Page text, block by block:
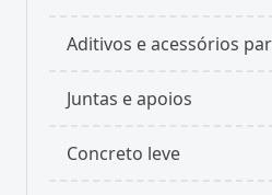
Aditivos e acessórios
Juntas e apoios
Concreto leve